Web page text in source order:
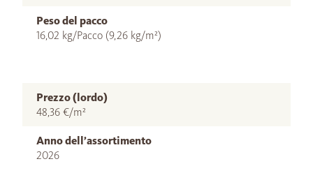
Peso del pacco
16,02 kg/Pacco (9,26 kg/m²)
Prezzo (lordo)
48,36 €/m²
Anno dell’assortimento
2026